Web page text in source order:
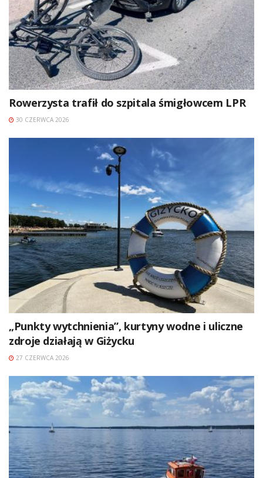
Rowerzysta trafił do szpitala śmigłowcem LPR
30 CZERWCA 2026
„Punkty wytchnienia”, kurtyny wodne i uliczne
zdroje działają w Giżycku
27 CZERWCA 2026